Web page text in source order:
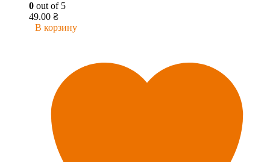
0 out of 5
49.00 ₴
В корзину